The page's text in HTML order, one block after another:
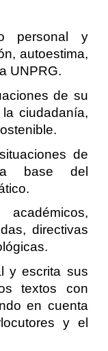
personal y
autoestima,
UNPRG.
de su
ciudadanía,
de
base del
directivas
y escrita sus
textos con
en cuenta
y el